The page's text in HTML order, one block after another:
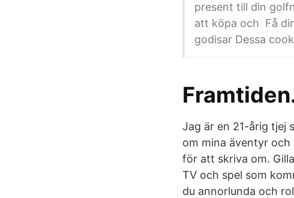
present till din
att köpa och Få
godisar Dessa
Jag är en 21-årig tjej
om mina äventyr och
för att skriva om.
TV och spel som
du annorlunda och